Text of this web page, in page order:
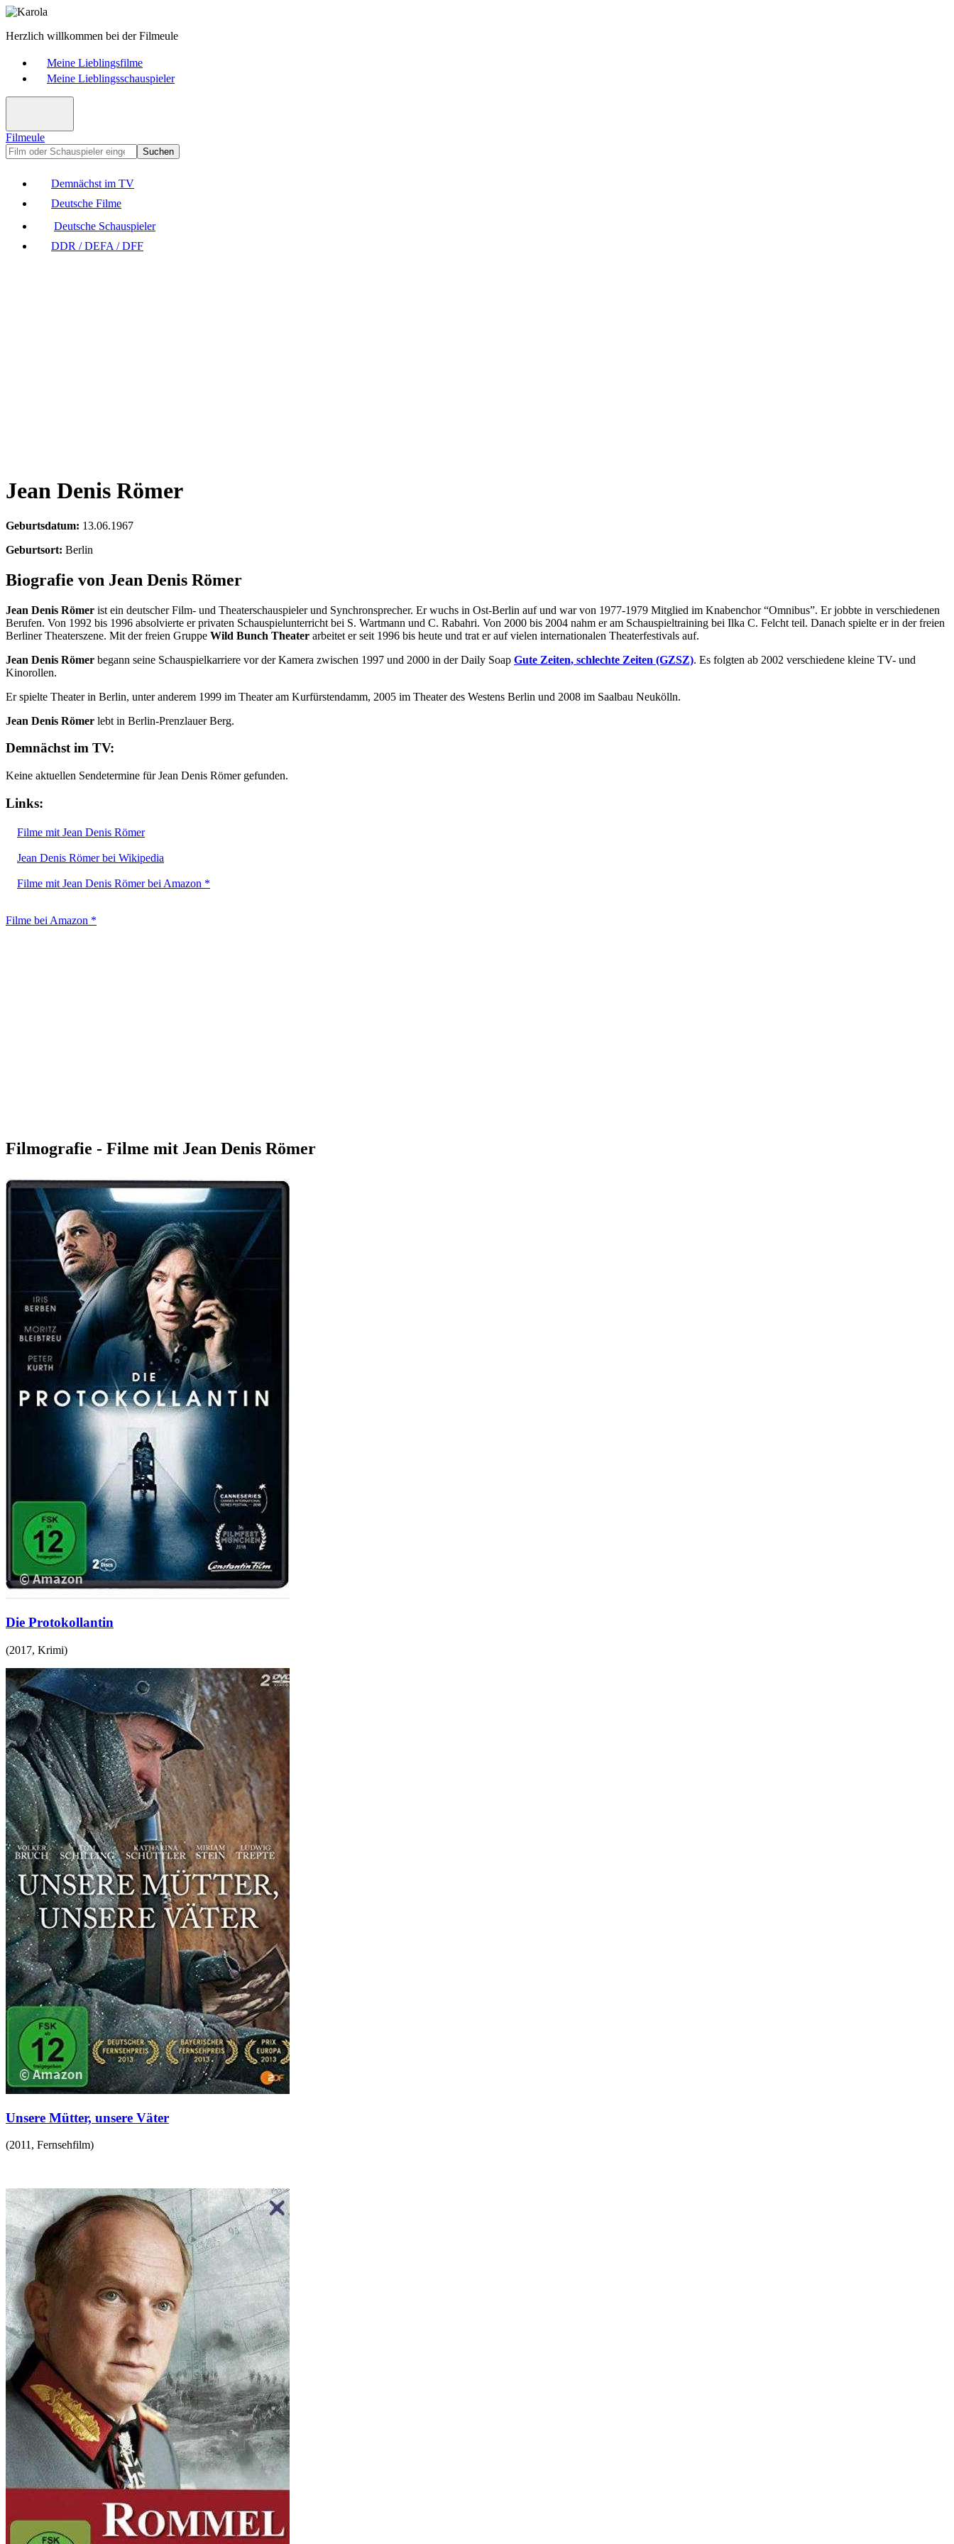
Herzlich willkommen bei der Filmeule
Meine Lieblingsfilme
Meine Lieblingsschauspieler
Filmeule
Suchen
Demnächst im TV
Deutsche Filme
Deutsche Schauspieler
DDR / DEFA / DFF
Jean Denis Römer
Geburtsdatum: 13.06.1967
Geburtsort: Berlin
Biografie von Jean Denis Römer
Jean Denis Römer ist ein deutscher Film- und Theaterschauspieler und Synchronsprecher. Er wuchs in Ost-Berlin auf und war von 1977-1979 Mitglied im Knabenchor “Omnibus”. Er jobbte in verschiedenen
Berufen. Von 1992 bis 1996 absolvierte er privaten Schauspielunterricht bei S. Wartmann und C. Rabahri. Von 2000 bis 2004 nahm er am Schauspieltraining bei Ilka C. Felcht teil. Danach spielte er in der freien
Berliner Theaterszene. Mit der freien Gruppe Wild Bunch Theater arbeitet er seit 1996 bis heute und trat er auf vielen internationalen Theaterfestivals auf.
Jean Denis Römer begann seine Schauspielkarriere vor der Kamera zwischen 1997 und 2000 in der Daily Soap Gute Zeiten, schlechte Zeiten (GZSZ). Es folgten ab 2002 verschiedene kleine TV- und
Kinorollen.
Er spielte Theater in Berlin, unter anderem 1999 im Theater am Kurfürstendamm, 2005 im Theater des Westens Berlin und 2008 im Saalbau Neukölln.
Jean Denis Römer lebt in Berlin-Prenzlauer Berg.
Demnächst im TV:
Keine aktuellen Sendetermine für Jean Denis Römer gefunden.
Links:
Filme mit Jean Denis Römer
Jean Denis Römer bei Wikipedia
Filme mit Jean Denis Römer bei Amazon *
Filme bei Amazon *
Filmografie - Filme mit Jean Denis Römer
Die Protokollantin
(2017, Krimi)
Unsere Mütter, unsere Väter
(2011 , Fernsehfilm)